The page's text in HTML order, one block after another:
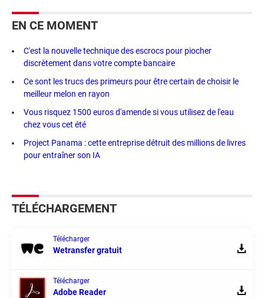
EN CE MOMENT
C'est la nouvelle technique des escrocs pour piocher
discrètement dans votre compte bancaire
Ce sont les trucs des primeurs pour être certain de choisir le
meilleur melon en rayon
Vous risquez 1500 euros d'amende si vous utilisez de l'eau
chez vous cet été
Project Panama : cette entreprise détruit des millions de livres
pour entraîner son IA
TÉLÉCHARGEMENT
Télécharger
Wetransfer gratuit
Télécharger
Adobe Reader